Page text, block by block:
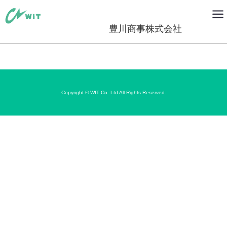
豊川商事株式会社
Copyright © WIT Co. Ltd All Rights Reserved.